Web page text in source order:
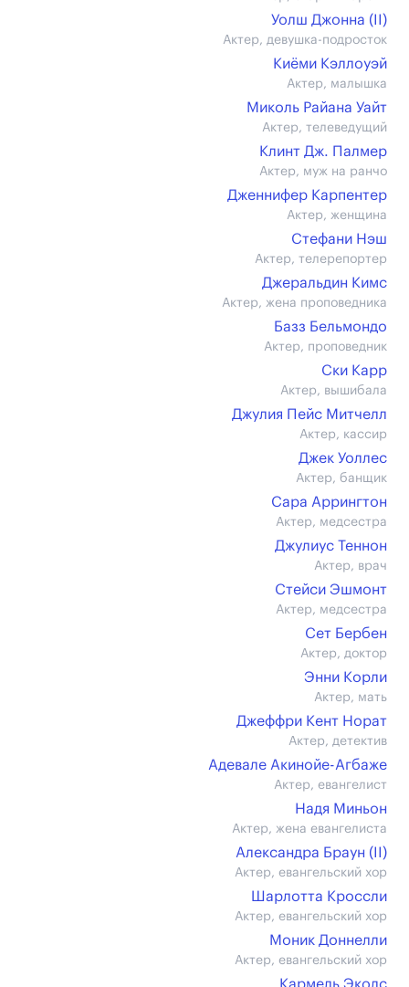
Уолш Джонна (II)
Актер, девушка-подросток
Киёми Кэллоуэй
Актер, малышка
Миколь Райана Уайт
Актер, телеведущий
Клинт Дж. Палмер
Актер, муж на ранчо
Дженнифер Карпентер
Актер, женщина
Стефани Нэш
Актер, телерепортер
Джеральдин Кимс
Актер, жена проповедника
Базз Бельмондо
Актер, проповедник
Ски Карр
Актер, вышибала
Джулия Пейс Митчелл
Актер, кассир
Джек Уоллес
Актер, банщик
Сара Аррингтон
Актер, медсестра
Джулиус Теннон
Актер, врач
Стейси Эшмонт
Актер, медсестра
Сет Бербен
Актер, доктор
Энни Корли
Актер, мать
Джеффри Кент Норат
Актер, детектив
Адевале Акинойе-Агбаже
Актер, евангелист
Надя Миньон
Актер, жена евангелиста
Александра Браун (II)
Актер, евангельский хор
Шарлотта Кроссли
Актер, евангельский хор
Моник Доннелли
Актер, евангельский хор